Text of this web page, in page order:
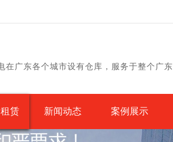
在广东各个城市设有仓库，服务于整个广东
赁 新闻动态 案例展示